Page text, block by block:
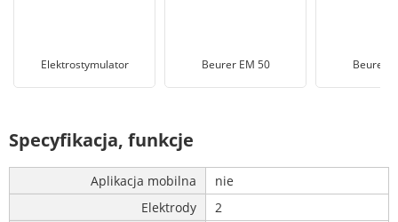
Elektrostymulator Beurer EM 50 Beurer
Specyfikacja, funkcje
Aplikacja mobilna
nie
Elektrody
2